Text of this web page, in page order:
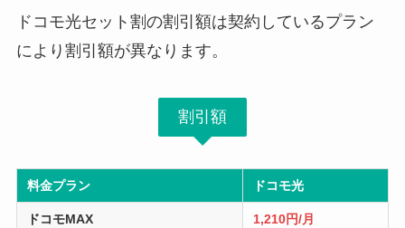
ドコモ光セット割の割引額は契約しているプラン
により割引額が異なります。
割引額
料金プラン ドコモ光
ドコモMAX 1,210円/月